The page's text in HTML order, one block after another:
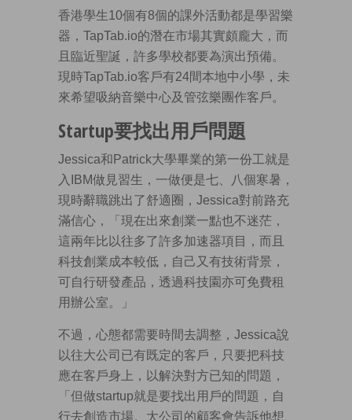
香港學生10個有8個的課外活動都是學習樂
器，TapTab.io的潛在市場其實頗龐大，而
且臨近聖誕，許多學校都要為演出預備。
現時TapTab.io客戶有24間本地中小學，未
來希望吸納音樂中心及管弦樂團作客戶。
Startup要找出用戶問題
Jessica和Patrick大學畢業的第一份工就是
入IBM做見習生，一做便是七、八個寒暑，
現時辭職跳出了舒適圈，Jessica對前路充
滿信心，「現在出來創業一點也不迷茫，
這兩年比以往多了許多加速器項目，而且
科技創業成本較低，自己又有技術背景，
可自行研發產品，透過科技園亦可免費租
用辦公室。」
不過，心態都需要時間去調整，Jessica說
以往大公司已有既定的客戶，只要把科技
應在客戶身上，以解決對方已知的問題，
「但做startup就是要找出用戶的問題，自
行去創造市場。大公司的顧客會告訴他想